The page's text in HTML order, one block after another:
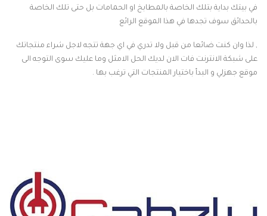
في بيتك بداية بتلك الخاصة بالمطابخ او الحمامات بل حتى تلك الخاصة
بالحدائق سوف تجدها في هذا الموقع الرائع
, لذا وان كنت ضائعا من قبل ولا تدري في اي جهة تتجه لاجل شراء منتجاتك
على شبكة الانترنت فات الان لديك الحل الامثل وما عليك سوى التوجه الى
موقع جهزلي و البدأ باختيار المنتجات التي ترغب بها .